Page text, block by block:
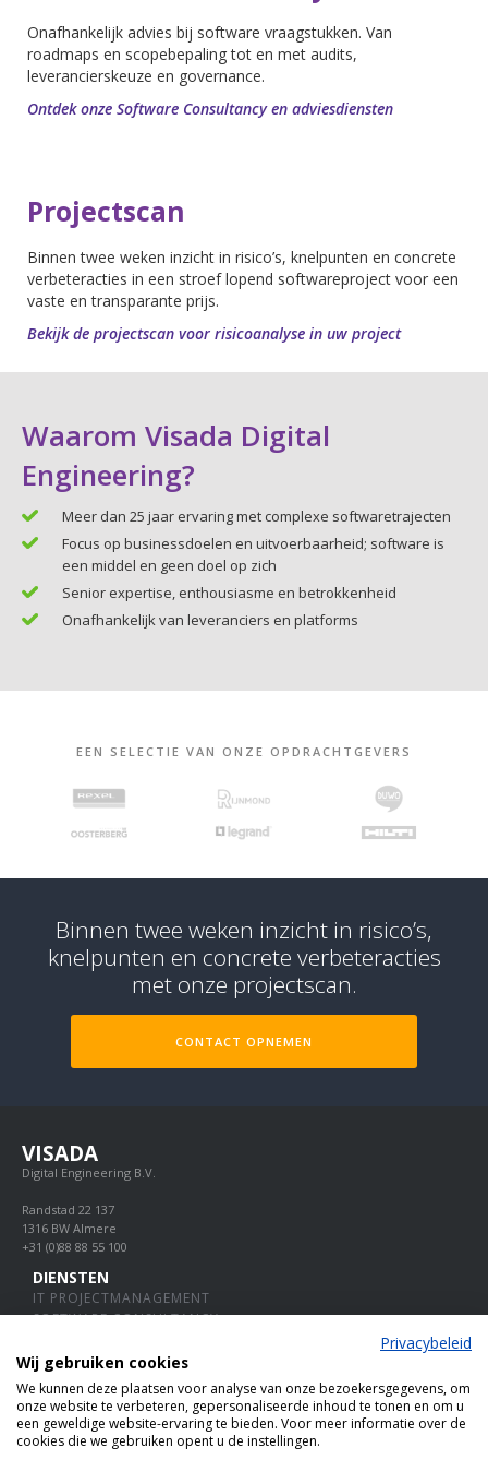
Onafhankelijk advies bij software vraagstukken. Van
roadmaps en scopebepaling tot en met audits,
leverancierskeuze en governance.
Ontdek onze Software Consultancy en adviesdiensten
Projectscan
Binnen twee weken inzicht in risico’s, knelpunten en concrete
verbeteracties in een stroef lopend softwareproject voor een
vaste en transparante prijs.
Bekijk de projectscan voor risicoanalyse in uw project
Waarom Visada Digital
Engineering?
Meer dan 25 jaar ervaring met complexe softwaretrajecten
Focus op businessdoelen en uitvoerbaarheid; software is
een middel en geen doel op zich
Senior expertise, enthousiasme en betrokkenheid
Onafhankelijk van leveranciers en platforms
EEN SELECTIE VAN ONZE OPDRACHTGEVERS
Binnen twee weken inzicht in risico’s,
knelpunten en concrete verbeteracties
met onze projectscan.
CONTACT OPNEMEN
VISADA
Digital Engineering B.V.
Randstad 22 137
1316 BW Almere
+31 (0)88 88 55 100
DIENSTEN
IT PROJECTMANAGEMENT
SOFTWARE CONSULTANCY
LINKS
HOME
OVER ONS
PRIVACYVERKLARING
CONTACT
Privacybeleid
Wij gebruiken cookies
We kunnen deze plaatsen voor analyse van onze bezoekersgegevens, om
onze website te verbeteren, gepersonaliseerde inhoud te tonen en om u
een geweldige website-ervaring te bieden. Voor meer informatie over de
cookies die we gebruiken opent u de instellingen.